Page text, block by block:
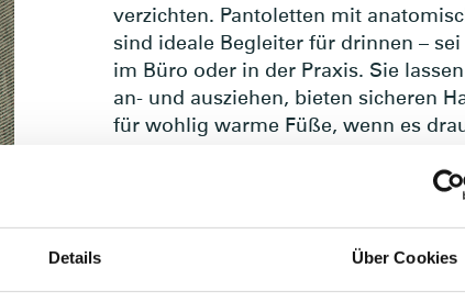
Details Über Cookies
verzichten. Pantoletten mit
sind ideale Begleiter für drinnen – sei
im Büro oder in der Praxis. Sie
an- und ausziehen, bieten sicheren
für wohlig warme Füße, wenn es